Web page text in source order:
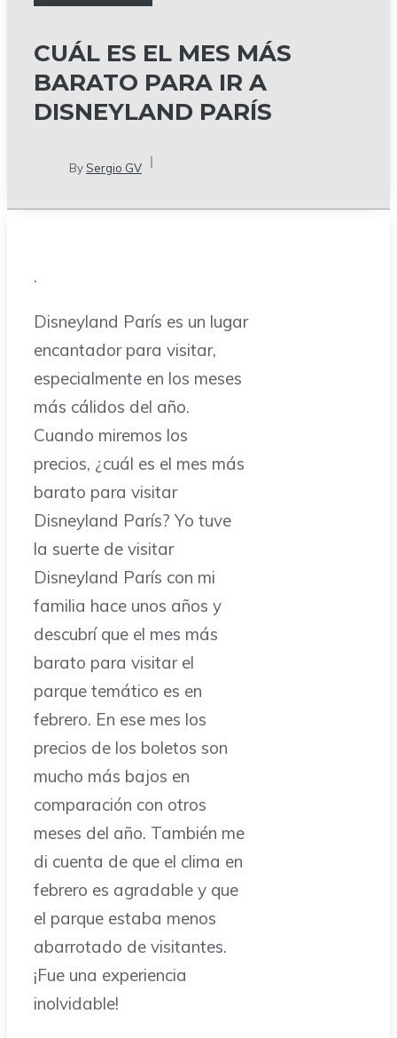
CUÁL ES EL MES MÁS
BARATO PARA IR A
DISNEYLAND PARÍS
By Sergio GV
.
Disneyland París es un lugar
encantador para visitar,
especialmente en los meses
más cálidos del año.
Cuando miremos los
precios, ¿cuál es el mes más
barato para visitar
Disneyland París? Yo tuve
la suerte de visitar
Disneyland París con mi
familia hace unos años y
descubrí que el mes más
barato para visitar el
parque temático es en
febrero. En ese mes los
precios de los boletos son
mucho más bajos en
comparación con otros
meses del año. También me
di cuenta de que el clima en
febrero es agradable y que
el parque estaba menos
abarrotado de visitantes.
¡Fue una experiencia
inolvidable!